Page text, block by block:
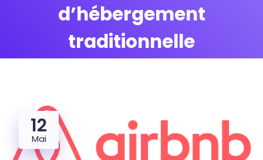
d’hébergement
traditionnelle
12
Mai